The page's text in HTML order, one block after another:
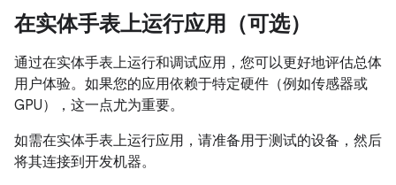
在实体手表上运行应用（可选）
通过在实体手表上运行和调试应用，您可以更好地评估总体
用户体验。如果您的应用依赖于特定硬件（例如传感器或
GPU），这一点尤为重要。
如需在实体手表上运行应用，请准备用于测试的设备，然后
将其连接到开发机器。